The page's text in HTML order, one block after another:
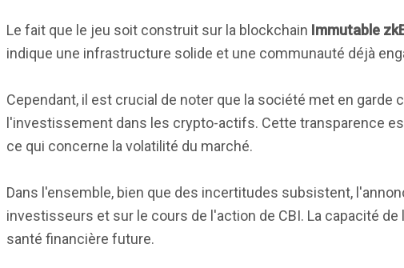
Le fait que le jeu soit construit sur la blockchain Immutable
indique une infrastructure solide et une communauté déjà
Cependant, il est crucial de noter que la société met en
l'investissement dans les crypto-actifs. Cette transparence
ce qui concerne la volatilité du marché.
Dans l'ensemble, bien que des incertitudes subsistent,
investisseurs et sur le cours de l'action de CBI. La capacité
santé financière future.